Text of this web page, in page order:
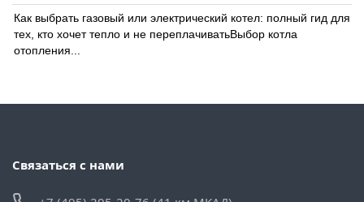
Как выбрать газовый или электрический котел: полный гид для
тех, кто хочет тепло и не переплачиватьВыбор котла
отопления...
Связаться с нами